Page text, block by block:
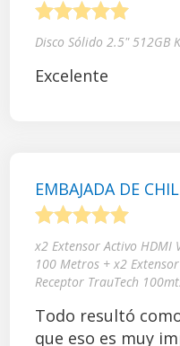
Disco Sólido 2.5" 512GB
Excelente
EMBAJADA DE
x2 Extensor Activo HDMI
100 Metros + x2
Receptor TrauTech
Todo resultó
que eso es muy